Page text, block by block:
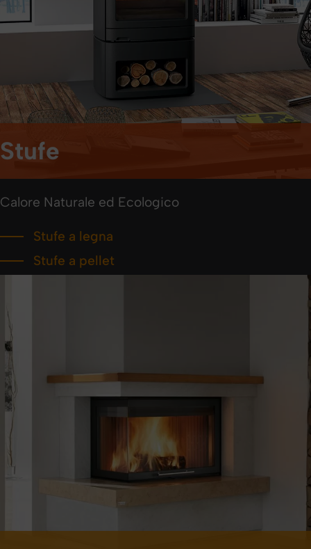
Stufe
Calore Naturale ed Ecologico
Stufe a legna
Stufe a pellet